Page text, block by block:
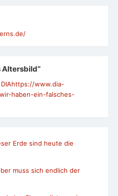
Altersbild“
https://www.dia-
haben-ein-falsches-
Erde sind heute die
muss sich endlich der